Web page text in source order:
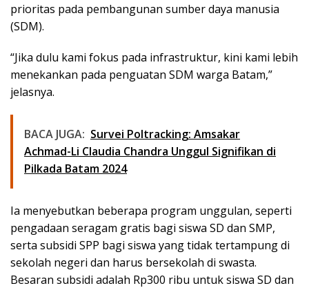
prioritas pada pembangunan sumber daya manusia
(SDM).
“Jika dulu kami fokus pada infrastruktur, kini kami lebih
menekankan pada penguatan SDM warga Batam,”
jelasnya.
BACA JUGA: Survei Poltracking: Amsakar
Achmad-Li Claudia Chandra Unggul Signifikan di
Pilkada Batam 2024
Ia menyebutkan beberapa program unggulan, seperti
pengadaan seragam gratis bagi siswa SD dan SMP,
serta subsidi SPP bagi siswa yang tidak tertampung di
sekolah negeri dan harus bersekolah di swasta.
Besaran subsidi adalah Rp300 ribu untuk siswa SD dan